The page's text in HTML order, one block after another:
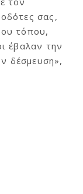
σας,
τόπου,
έβαλαν την
δέσμευση»,